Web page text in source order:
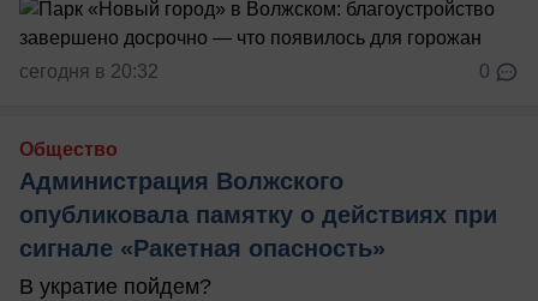
сегодня в 20:32 0
Общество
Администрация Волжского
опубликовала памятку о действиях при
сигнале «Ракетная опасность»
В укратие пойдем?